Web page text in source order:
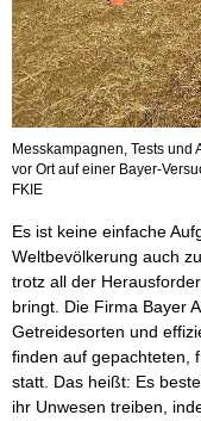
Messkampagnen, Tests
vor Ort auf einer Bayer-
FKIE
Es ist keine einfache
Weltbevölkerung auch
trotz all der
bringt. Die Firma Bayer
Getreidesorten und
finden auf gepachteten,
statt. Das heißt: Es
ihr Unwesen treiben,